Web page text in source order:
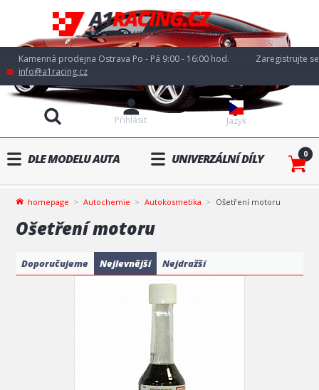
Kamenná prodejna Ostrava Po - Pá 9:00 - 16:00 hod.
info@a1racing.cz
Jazyk
Přihlásit
Zaregistrujte se
DLE MODELU AUTA UNIVERZÁLNÍ DÍLY 0
homepage Autochemie Autokosmetika Ošetření motoru
Ošetření motoru
Doporučujeme Nejlevnější Nejdražší